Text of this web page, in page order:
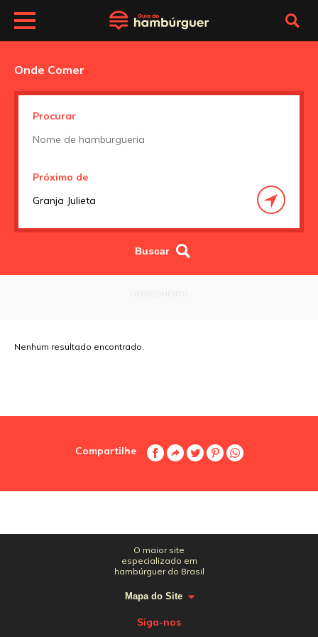
Onde Comer
Procurar
Próximo de
Nenhum resultado encontrado.
Compartilhe
O maior site
especializado em
hambúrguer do Brasil
Mapa do Site
Siga-nos